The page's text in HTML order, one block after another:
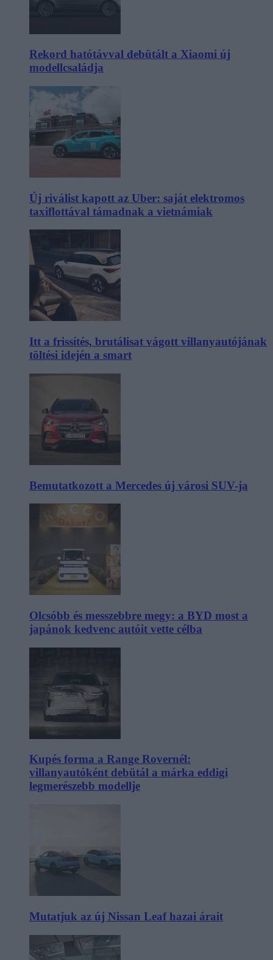
Rekord hatótávval debütált a Xiaomi új
modellcsaládja
Új riválist kapott az Uber: saját elektromos
taxiflottával támadnak a vietnámiak
Itt a frissítés, brutálisat vágott villanyautójának
töltési idején a smart
Bemutatkozott a Mercedes új városi SUV-ja
Olcsóbb és messzebbre megy: a BYD most a
japánok kedvenc autóit vette célba
Kupés forma a Range Rovernél:
villanyautóként debütál a márka eddigi
legmerészebb modellje
Mutatjuk az új Nissan Leaf hazai árait